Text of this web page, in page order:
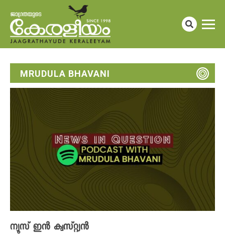
MRUDULA BHAVANI
ന്യൂസ് ഇൻ ക്വസ്റ്റ്യൻ